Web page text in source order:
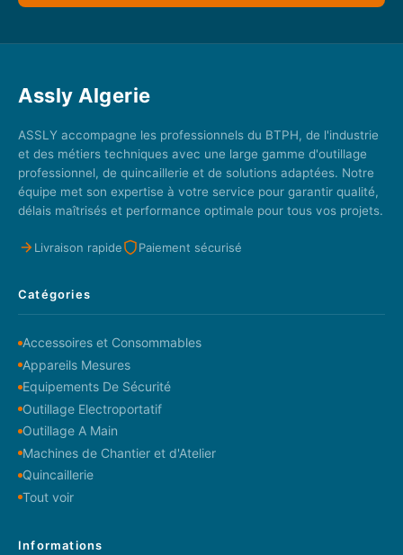
Assly Algerie
ASSLY accompagne les professionnels du BTPH, de l'industrie
et des métiers techniques avec une large gamme d'outillage
professionnel, de quincaillerie et de solutions adaptées. Notre
équipe met son expertise à votre service pour garantir qualité,
délais maîtrisés et performance optimale pour tous vos projets.
Livraison rapide Paiement sécurisé
Catégories
Accessoires et Consommables
Appareils Mesures
Equipements De Sécurité
Outillage Electroportatif
Outillage A Main
Machines de Chantier et d'Atelier
Quincaillerie
Tout voir
Informations